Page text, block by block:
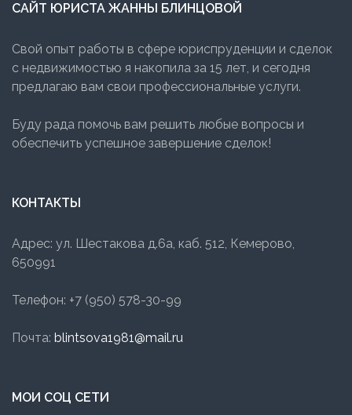
САЙТ ЮРИСТА ЖАННЫ БЛИНЦОВОЙ
Свой опыт работы в сфере юриспруденции и сделок
с недвижимостью я накопила за 15 лет, и сегодня
предлагаю вам свои профессиональные услуги.
Буду рада помочь вам решить любые вопросы и
обеспечить успешное завершение сделок!
КОНТАКТЫ
Адрес: ул. Шестакова д.6а, каб. 512, Кемерово,
650991
Телефон: +7 (950) 578-30-99
Почта: blintsova1981@mail.ru
МОИ СОЦ СЕТИ